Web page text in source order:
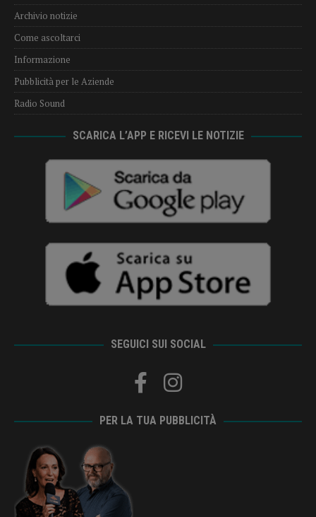
Archivio notizie
Come ascoltarci
Informazione
Pubblicità per le Aziende
Radio Sound
SCARICA L’APP E RICEVI LE NOTIZIE
SEGUICI SUI SOCIAL
PER LA TUA PUBBLICITÀ